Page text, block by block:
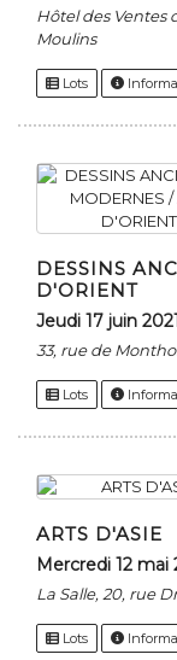
Hôtel des Ventes
Moulins
Lots
DESSINS
D'ORIENT
jeudi 17 juin
33, rue de
Lots
ARTS D'ASIE
mercredi 12
La Salle, 20, rue
Lots